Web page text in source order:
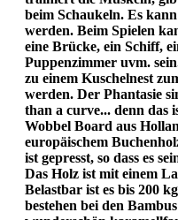
beim Schaukeln. Es
werden. Beim Spielen
eine Brücke, ein Schiff,
Puppenzimmer uvm.
zu einem Kuschelnest
werden. Der Phantasie
than a curve... denn das
Wobbel Board aus
europäischem
ist gepresst, so dass es
Das Holz ist mit einem
Belastbar ist es bis 200
bestehen bei den